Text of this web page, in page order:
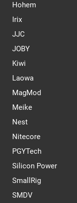
Hohem
Irix
JJC
JOBY
Kiwi
Laowa
MagMod
Meike
Nest
Nitecore
PGYTech
Silicon Power
SmallRig
SMDV